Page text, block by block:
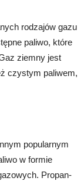
rodzajów gazu
paliwo, które
ziemny jest
czystym paliwem,
popularnym
w formie
Propan-